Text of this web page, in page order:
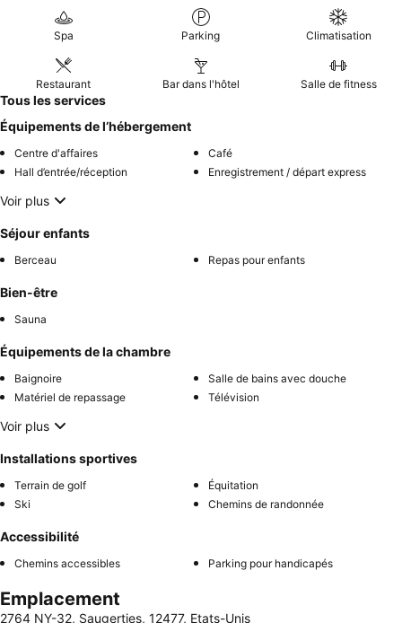
Spa Parking Climatisation
Restaurant Bar dans l'hôtel Salle de fitness
Tous les services
Équipements de l’hébergement
Centre d'affaires
Café
Hall d’entrée/réception
Enregistrement / départ express
Voir plus
Séjour enfants
Berceau Repas pour enfants
Bien-être
Sauna
Équipements de la chambre
Baignoire
Salle de bains avec douche
Matériel de repassage
Télévision
Voir plus
Installations sportives
Terrain de golf
Équitation
Ski
Chemins de randonnée
Accessibilité
Chemins accessibles Parking pour handicapés
Emplacement
2764 NY-32, Saugerties, 12477, Etats-Unis